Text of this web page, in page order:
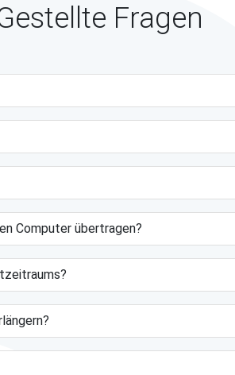
Fragen
Computer übertragen?